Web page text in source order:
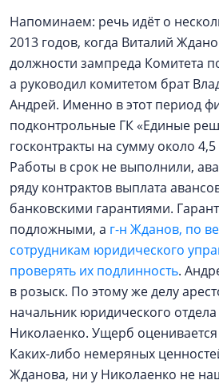
Напоминаем: речь идёт о
2013 годов, когда Виталий
должности зампреда Комитета
а руководил комитетом брат
Андрей. Именно в этот период
подконтрольные ГК «Единые
госконтракты на сумму около
Работы в срок не выполнили,
ряду контрактов выплата
банковскими гарантиями.
подложными, а г-н Жданов, по
сотрудникам юридического
проверять их подлинность.
в розыск. По этому же делу
начальник юридического
Николаенко. Ущерб
Каких-либо немеряных
Жданова, ни у Николаенко не